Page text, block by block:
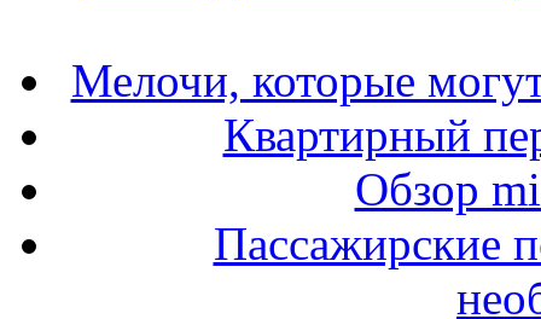
Мелочи, которые
Квартирный
Обзор
Пассажирские